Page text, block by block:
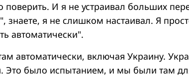
поверить. И я не устраивал больших
знаете, я не слишком настаивал. Я
автоматически".
автоматически, включая Украину.
Это было испытанием, и мы были там